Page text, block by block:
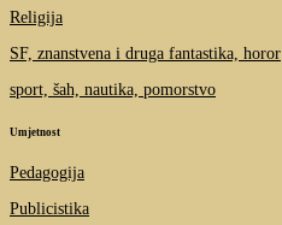
Religija
SF, znanstvena i druga fantastika, horor
sport, šah, nautika, pomorstvo
Umjetnost
Pedagogija
Publicistika